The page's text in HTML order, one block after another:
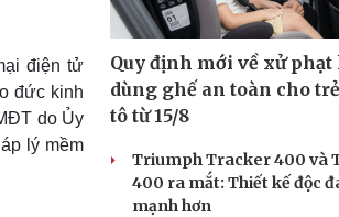
Vì cộng đồng
Chuyển đổi
Du lịch
Tư vấn
Săn Tour
check-in
Podcast
Cửa sổ tình
Kể chuyện
Hạt giống
điện tử
đức kinh
do Ủy
lý mềm
Quy định mới về xử
dùng ghế an toàn cho
tô từ 15/8
Triumph Tracker 400 và
400 ra mắt: Thiết kế độc
mạnh hơn